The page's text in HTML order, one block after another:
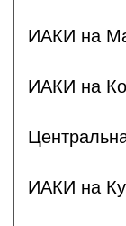
ИАКИ на
ИАКИ на
ИАКИ на